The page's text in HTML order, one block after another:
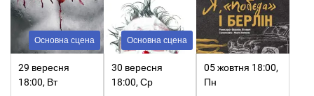
Основна сцена
29 вересня
18:00, Вт
Основна сцена
30 вересня
18:00, Ср
05 жовтня 18:00,
Пн